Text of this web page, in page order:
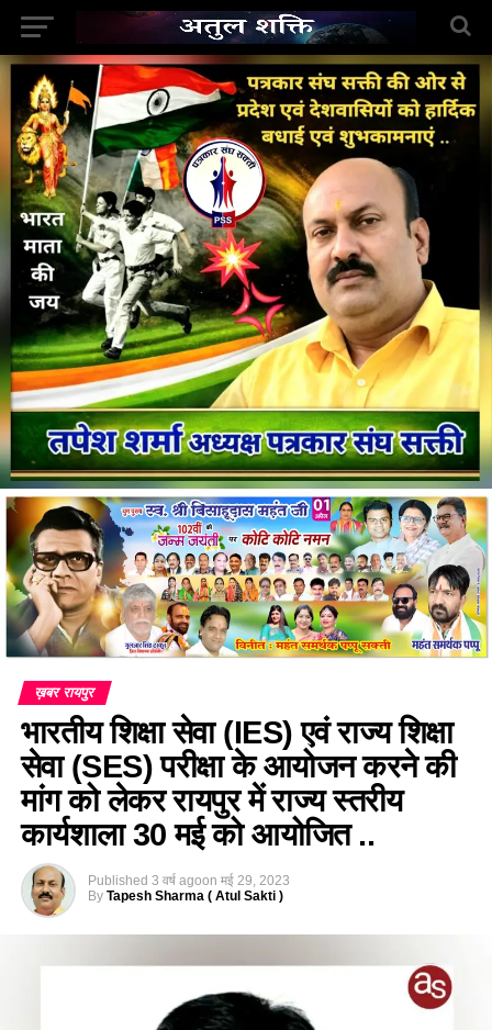
ख़बर रायपुर
भारतीय शिक्षा सेवा (IES) एवं राज्य शिक्षा
सेवा (SES) परीक्षा के आयोजन करने की
मांग को लेकर रायपुर में राज्य स्तरीय
कार्यशाला 30 मई को आयोजित ..
Published 3 वर्ष agoon मई 29, 2023
By Tapesh Sharma ( Atul Sakti )